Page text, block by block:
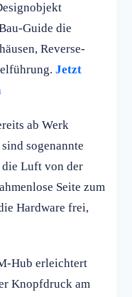
Guide die
Reverse-
Jetzt
ab Werk
sogenannte
die Luft von der
Seite zum
Hardware frei,
Hub erleichtert
Knopfdruck am